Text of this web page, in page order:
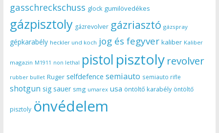
gasschreckschuss glock gumilövedékes
gázpisztoly gázrevolver gázriasztó gázspray
gépkarabély heckler und koch jog és fegyver kaliber Kaliber
magazin M1911 non lethal pistol pisztoly revolver
rubber bullet Ruger selfdefence semiauto semiauto rifle
shotgun sig sauer smg umarex usa öntöltő karabély öntöltő
pisztoly önvédelem